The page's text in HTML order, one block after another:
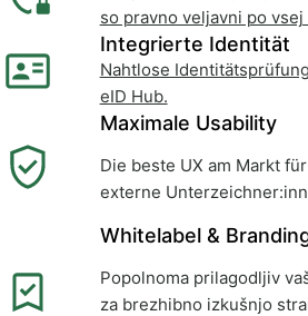
so pravno veljavni po vsej
Integrierte Identität
Nahtlose
eID Hub.
Maximale Usability
Die beste UX am Markt
externe
Whitelabel &
Popolnoma prilagodljiv
za brezhibno izkušnjo